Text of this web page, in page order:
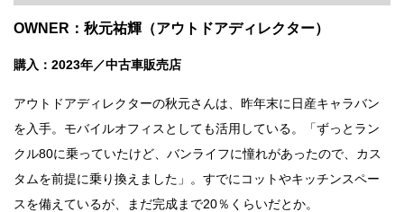
OWNER：秋元祐輝（アウトドアディレクター）
購入：2023年／中古車販売店
アウトドアディレクターの秋元さんは、昨年末に日産キャラバン
を入手。モバイルオフィスとしても活用している。「ずっとラン
クル80に乗っていたけど、バンライフに憧れがあったので、カス
タムを前提に乗り換えました」。すでにコットやキッチンスペー
スを備えているが、まだ完成まで20％くらいだとか。